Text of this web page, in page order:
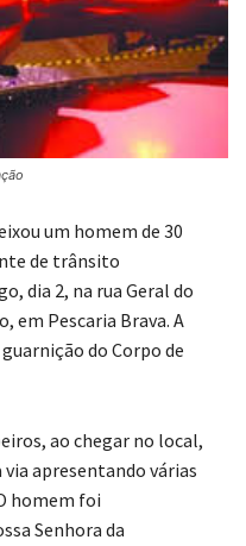
um homem de 30
de trânsito
dia 2, na rua Geral do
em Pescaria Brava. A
do Corpo de
ao chegar no local,
apresentando várias
homem foi
Senhora da